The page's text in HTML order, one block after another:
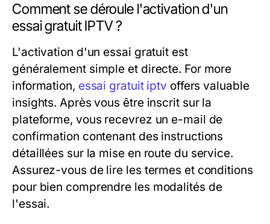
Comment se déroule l'activation d'un
essai gratuit IPTV ?
L'activation d'un essai gratuit est
généralement simple et directe. For more
information, essai gratuit iptv offers valuable
insights. Après vous être inscrit sur la
plateforme, vous recevrez un e-mail de
confirmation contenant des instructions
détaillées sur la mise en route du service.
Assurez-vous de lire les termes et conditions
pour bien comprendre les modalités de
l'essai.